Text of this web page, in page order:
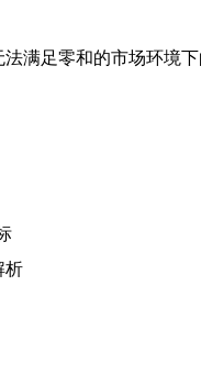
足零和的市场环境下
析